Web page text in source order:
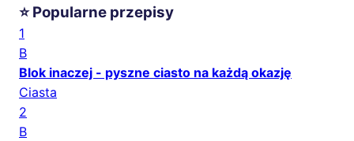
⭐ Popularne przepisy
1
B
Blok inaczej - pyszne ciasto na każdą okazję
Ciasta
2
B